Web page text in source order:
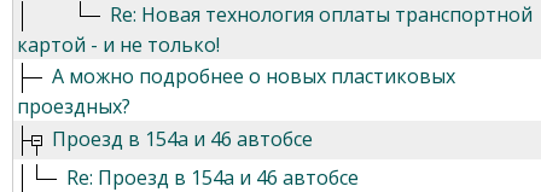
Re: Новая технология оплаты транспортной
картой - и не только!
А можно подробнее о новых пластиковых
проездных?
Проезд в 154а и 46 автобсе
Re: Проезд в 154а и 46 автобсе